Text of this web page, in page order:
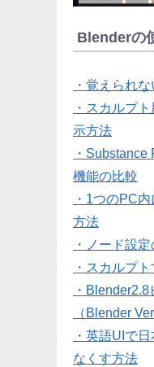
Blenderの
・覚えられ
・スカルプ
示方法
・
機能の比較
・1つのPC
方法
・ノード設
・スカルプ
・
（Blender
・英語UIで
なくす方法